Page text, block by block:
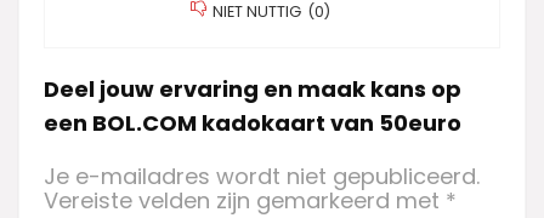
NIET NUTTIG (0)
Deel jouw ervaring en maak kans op
een BOL.COM kadokaart van 50euro
Je e-mailadres wordt niet gepubliceerd.
Vereiste velden zijn gemarkeerd met *